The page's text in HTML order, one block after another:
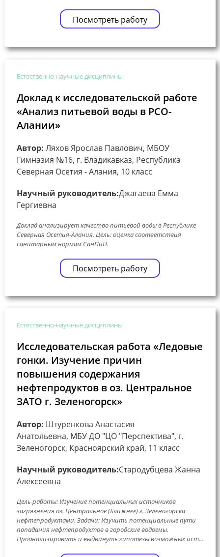
Посмотреть работу
Естественно-научные дисциплины
Доклад к исследовательской работе
«Анализ питьевой воды в РСО-
Алании»
Автор: Ляхов Ярослав Павлович, МБОУ
Гимназия №16, г. Владикавказ, Республика
Северная Осетия - Алания, 10 класс
Научный руководитель:Джагаева Емма
Гергиевна
Доклад анализирует качество питьевой воды в Республике
Северная Осетия-Алания. Цель: оценка соответствия
санитарным нормам СанПиН.
Посмотреть работу
Естественно-научные дисциплины
Исследовательская работа «Ледовые
гонки. Изучение причин
повышения содержания
нефтепродуктов в оз. Центральное
ЗАТО г. Зеленогорск»
Автор: Штуренкова Анастасия
Анатольевна, МБУ ДО "ЦО "Перспектива", г.
Зеленогорск, Красноярский край, 11 класс
Научный руководитель:Стародубцева Жанна
Алексеевна
Цель работы: Изучение потенциальных источников
загрязнения оз. Центральное (Ближнее) г. Зеленогорска
нефтепродуктами. Задачи: Изучить потенциальные пути
попадания нефтепродуктов в городские водоемы.
Проанализировать и выдвинуть гипотезы возможных ист...